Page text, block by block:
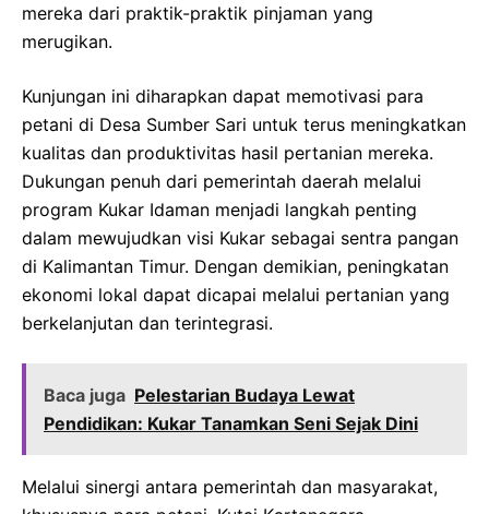
mereka dari praktik-praktik pinjaman yang
merugikan.
Kunjungan ini diharapkan dapat memotivasi para
petani di Desa Sumber Sari untuk terus meningkatkan
kualitas dan produktivitas hasil pertanian mereka.
Dukungan penuh dari pemerintah daerah melalui
program Kukar Idaman menjadi langkah penting
dalam mewujudkan visi Kukar sebagai sentra pangan
di Kalimantan Timur. Dengan demikian, peningkatan
ekonomi lokal dapat dicapai melalui pertanian yang
berkelanjutan dan terintegrasi.
Baca juga Pelestarian Budaya Lewat
Pendidikan: Kukar Tanamkan Seni Sejak Dini
Melalui sinergi antara pemerintah dan masyarakat,